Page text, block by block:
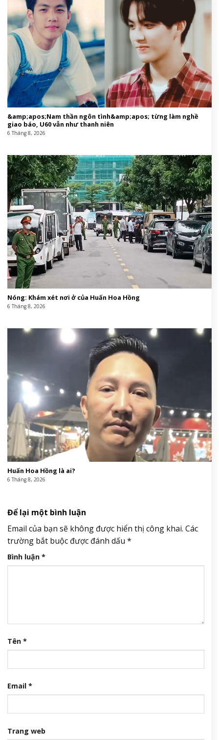
&amp;apos;Nam thần ngôn tình&amp;apos; từng làm nghề
giao báo, U60 vẫn như thanh niên
6 Tháng 8, 2026
Nóng: Khám xét nơi ở của Huấn Hoa Hồng
6 Tháng 8, 2026
Huấn Hoa Hồng là ai?
6 Tháng 8, 2026
Để lại một bình luận
Email của bạn sẽ không được hiển thị công khai. Các
trường bắt buộc được đánh dấu *
Bình luận *
Tên *
Email *
Trang web